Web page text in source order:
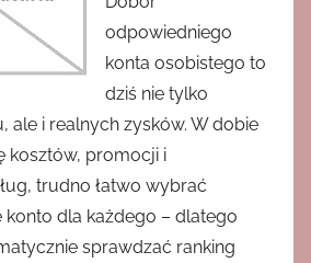
odpowiedniego
konta osobistego to
dziś nie tylko
ale i realnych zysków. W dobie
kosztów, promocji i
trudno łatwo wybrać
konto dla każdego – dlatego
sprawdzać ranking